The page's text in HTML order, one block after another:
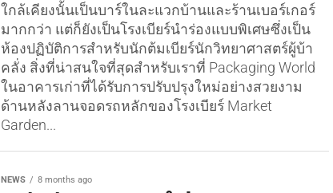
ใกล้เคียงนั้นเป็นบาร์ในละแวกบ้านและร้านเบอร์เกอร์
มากกว่า แต่ก็ยังเป็นโรงเบียร์นำร่องแบบพิเศษซึ่งเป็น
ห้องปฏิบัติการสำหรับนักต้มเบียร์นักวิทยาศาสตร์ผู้บ้า
คลั่ง สิ่งที่น่าสนใจที่สุดสำหรับเราที่ Packaging World
ในอาคารเก่าที่ได้รับการปรับปรุงใหม่อย่างสวยงาม
ด้านหลังลานจอดรถหลักของโรงเบียร์ Market
Garden...
NEWS 8 months ago